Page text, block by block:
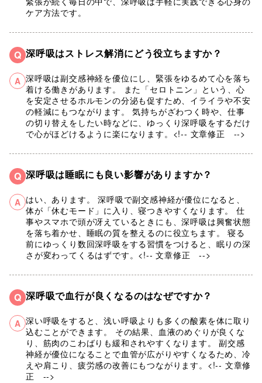
ケア方法です。
Q 深呼吸はストレス解消にどう役立ちますか？
A 深呼吸は副交感神経を優位にし、緊張をゆるめて心を落ち
着ける働きがあります。 また「セロトニン」という、心
を安定させるホルモンの分泌も促すため、イライラや不安
の軽減にもつながります。 気持ちがざわつく時や、仕事
の切り替えをしたい時などに、ゆっくり深呼吸をするだけ
で心がほどけるように楽になります。<!-- 文章修正 -->
Q 深呼吸は睡眠にも良い影響がありますか？
A はい、あります。 深呼吸で副交感神経が優位になると、
体が「休むモード」に入り、寝つきやすくなります。 仕
事やスマホで頭が冴えているときにも、深呼吸は興奮状態
を落ち着かせ、睡眠の質を整えるのに役立ちます。 寝る
前にゆっくり数回深呼吸をする習慣をつけると、眠りの深
さが変わってくるはずです。<!-- 文章修正 -->
Q 深呼吸で血行が良くなるのはなぜですか？
A 深い呼吸をすると、浅い呼吸よりも多くの酸素を体に取り
込むことができます。 その結果、血液のめぐりが良くな
り、筋肉のこわばりも緩和されやすくなります。 副交感
神経が優位になることで血管が広がりやすくなるため、冷
えや肩こり、疲労感の改善にもつながります。<!-- 文章修
正 -->